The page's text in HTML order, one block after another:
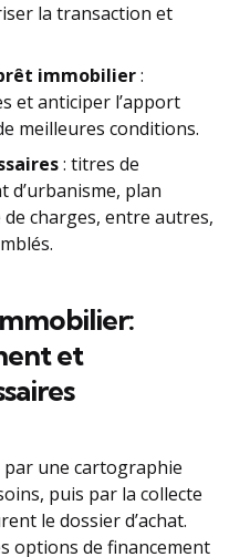
la transaction et
immobilier:
et anticiper l’apport
meilleures conditions.
: titres de
d’urbanisme, plan
charges, entre autres,
et
une cartographie
puis par la collecte
le dossier d’achat.
options de financement